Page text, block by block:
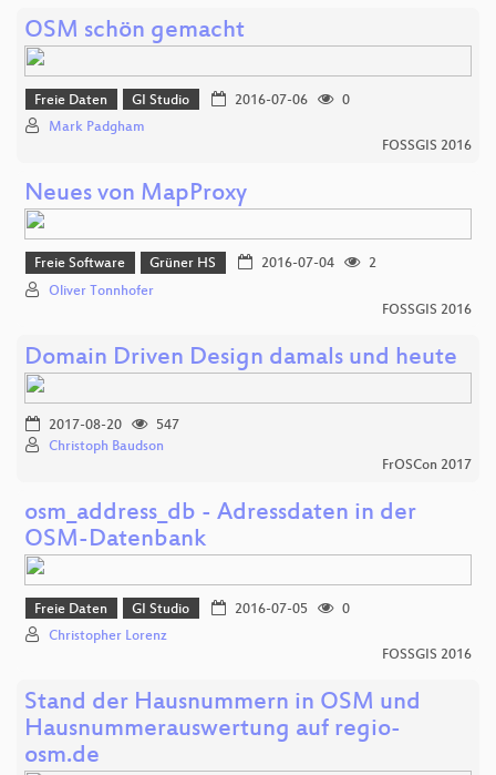
OSM schön gemacht
Freie Daten GI Studio 2016-07-06
0
Mark Padgham
FOSSGIS 2016
Neues von MapProxy
Freie Software Grüner HS 2016-07-04
2
Oliver Tonnhofer
FOSSGIS 2016
Domain Driven Design damals und heute
2017-08-20
547
Christoph Baudson
FrOSCon 2017
osm_address_db - Adressdaten in der
OSM-Datenbank
Freie Daten GI Studio 2016-07-05
0
Christopher Lorenz
FOSSGIS 2016
Stand der Hausnummern in OSM und
Hausnummerauswertung auf regio-
osm.de